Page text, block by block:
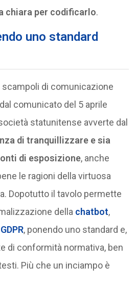
chiara per codificarlo.
uno standard
di comunicazione
comunicato del 5 aprile
statunitense avverte dal
di tranquillizzare e sia
di esposizione, anche
le ragioni della virtuosa
Dopotutto il tavolo permette
della chatbot,
GDPR, ponendo uno standard e,
di conformità normativa, ben
Più che un inciampo è